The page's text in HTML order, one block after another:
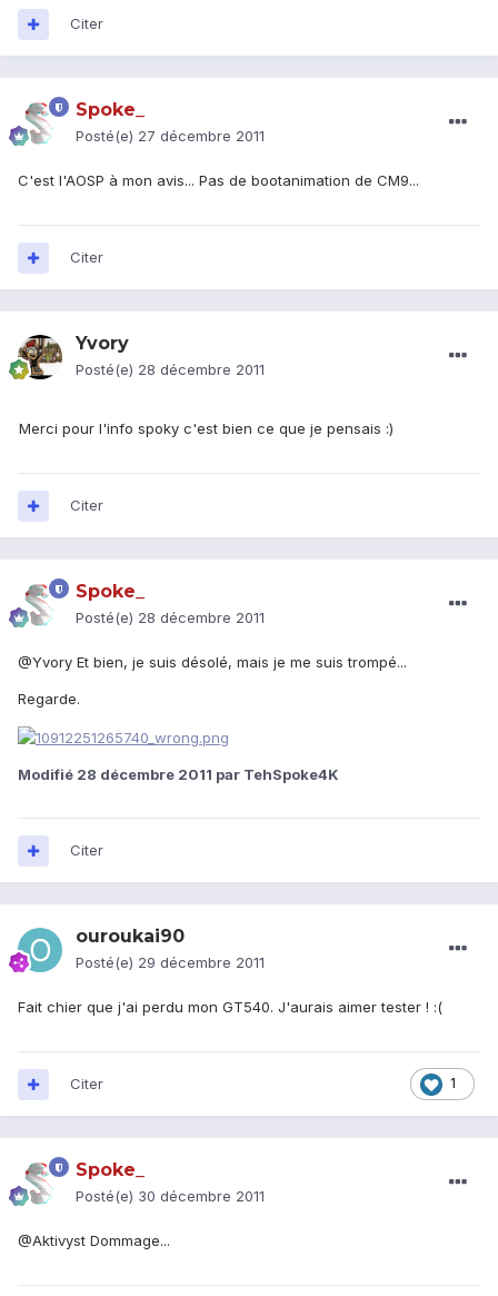
Citer
Spoke_
Posté(e) 27 décembre 2011
C'est l'AOSP à mon avis... Pas de bootanimation de CM9...
Citer
Yvory
Posté(e) 28 décembre 2011
Merci pour l'info spoky c'est bien ce que je pensais :)
Citer
Spoke_
Posté(e) 28 décembre 2011
@Yvory Et bien, je suis désolé, mais je me suis trompé...
Regarde.
Modifié 28 décembre 2011 par TehSpoke4K
Citer
ouroukai90
Posté(e) 29 décembre 2011
Fait chier que j'ai perdu mon GT540. J'aurais aimer tester ! :(
1
Citer
Spoke_
Posté(e) 30 décembre 2011
@Aktivyst Dommage...